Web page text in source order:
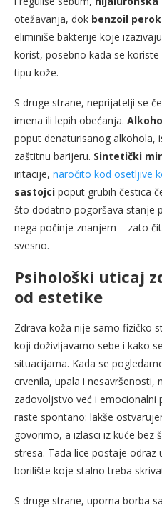
otežavanja, dok benzoil
eliminiše bakterije koje
korist, posebno kada se
tipu kože.
S druge strane, neprijatelji se
imena ili lepih obećanja.
poput denaturisanog alkohola,
zaštitnu barijeru. Sintetički
iritacije, naročito kod osetljive
sastojci poput grubih čestica
što dodatno pogoršava stanje
nega počinje znanjem – zato
svesno.
Psihološki uticaj
od estetike
Zdrava koža nije samo fizičko
koji doživljavamo sebe i kako
situacijama. Kada se
crvenila, upala i
zadovoljstvo već i emocionalni
raste spontano: lakše
govorimo, a izlasci iz kuće bez
stresa. Tada lice postaje odraz
borilište koje stalno treba
S druge strane, uporna borba